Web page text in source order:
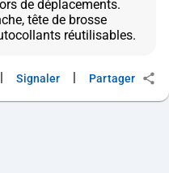
de déplacements.
tête de brosse
Signaler Partager